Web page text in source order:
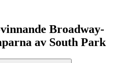
Broadway-
av South Park